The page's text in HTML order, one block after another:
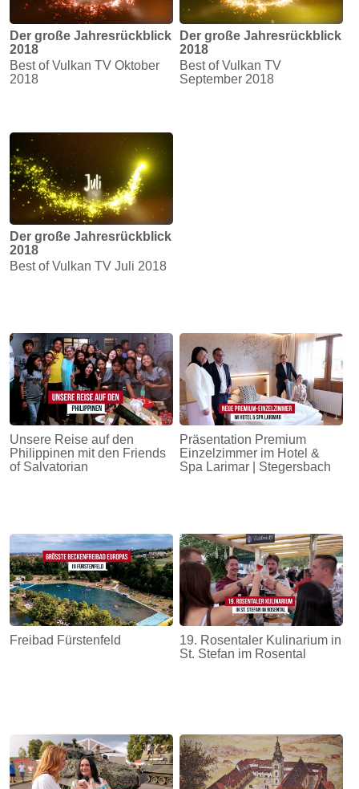
Der große Jahresrückblick
2018
Best of Vulkan TV Oktober
2018
Der große Jahresrückblick
2018
Best of Vulkan TV
September 2018
Der große Jahresrückblick
2018
Best of Vulkan TV Juli 2018
Unsere Reise auf den
Philippinen mit den Friends
of Salvatorian
Präsentation Premium
Einzelzimmer im Hotel &
Spa Larimar | Stegersbach
Freibad Fürstenfeld
19. Rosentaler Kulinarium in
St. Stefan im Rosental